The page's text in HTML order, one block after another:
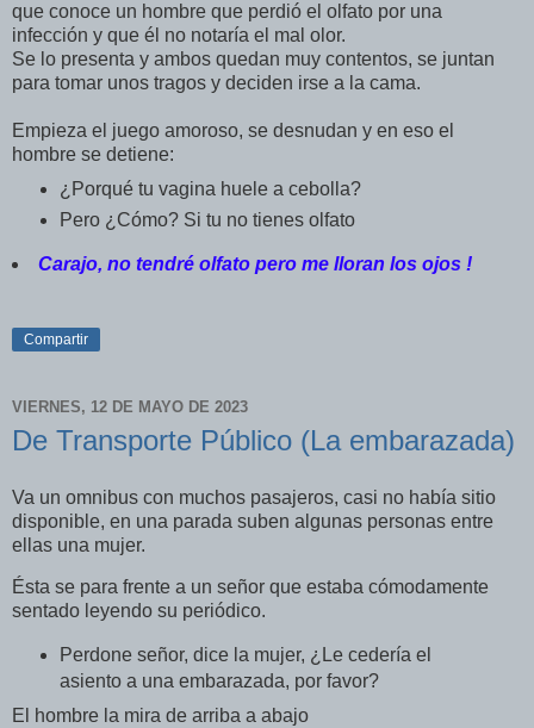
que conoce un hombre que perdió el olfato por una
infección y que él no notaría el mal olor.
Se lo presenta y ambos quedan muy contentos, se juntan
para tomar unos tragos y deciden irse a la cama.
Empieza el juego amoroso, se desnudan y en eso el
hombre se detiene:
¿Porqué tu vagina huele a cebolla?
Pero ¿Cómo? Si tu no tienes olfato
Carajo, no tendré olfato pero me lloran los ojos !
Compartir
VIERNES, 12 DE MAYO DE 2023
De Transporte Público (La embarazada)
Va un omnibus con muchos pasajeros, casi no había sitio
disponible, en una parada suben algunas personas entre
ellas una mujer.
Ésta se para frente a un señor que estaba cómodamente
sentado leyendo su periódico.
Perdone señor, dice la mujer, ¿Le cedería el
asiento a una embarazada, por favor?
El hombre la mira de arriba a abajo